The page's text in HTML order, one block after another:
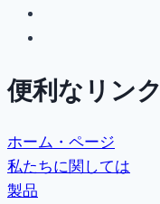
便利なリンク
ホーム・ページ
私たちに関しては
製品